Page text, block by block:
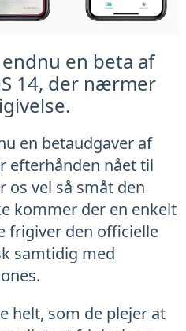
en beta af
14, der nærmer
en betaudgaver af
efterhånden nået til
os vel så småt den
kommer der en enkelt
frigiver den officielle
samtidig med
helt, som de plejer at